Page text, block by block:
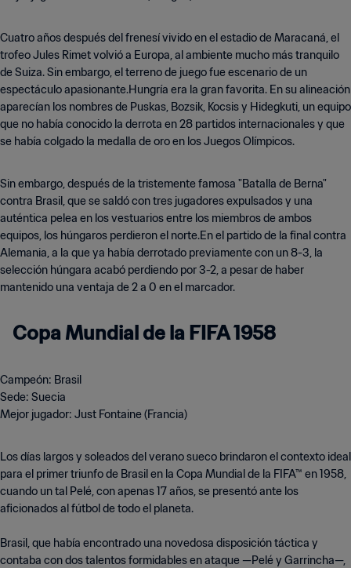
Cuatro años después del frenesí vivido en el estadio de Maracaná, el
trofeo Jules Rimet volvió a Europa, al ambiente mucho más tranquilo
de Suiza. Sin embargo, el terreno de juego fue escenario de un
espectáculo apasionante.Hungría era la gran favorita. En su alineación
aparecían los nombres de Puskas, Bozsik, Kocsis y Hidegkuti, un equipo
que no había conocido la derrota en 28 partidos internacionales y que
se había colgado la medalla de oro en los Juegos Olímpicos.
Sin embargo, después de la tristemente famosa "Batalla de Berna"
contra Brasil, que se saldó con tres jugadores expulsados y una
auténtica pelea en los vestuarios entre los miembros de ambos
equipos, los húngaros perdieron el norte.En el partido de la final contra
Alemania, a la que ya había derrotado previamente con un 8-3, la
selección húngara acabó perdiendo por 3-2, a pesar de haber
mantenido una ventaja de 2 a 0 en el marcador.
Copa Mundial de la FIFA 1958
Campeón: Brasil
Sede: Suecia
Mejor jugador: Just Fontaine (Francia)
Los días largos y soleados del verano sueco brindaron el contexto ideal
para el primer triunfo de Brasil en la Copa Mundial de la FIFA™ en 1958,
cuando un tal Pelé, con apenas 17 años, se presentó ante los
aficionados al fútbol de todo el planeta.
Brasil, que había encontrado una novedosa disposición táctica y
contaba con dos talentos formidables en ataque —Pelé y Garrincha—,